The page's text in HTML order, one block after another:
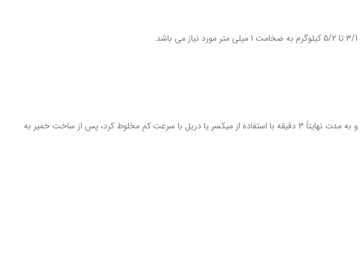
ابتدا می‌بایست سطح زیر کار را عاری از هرگونه لایه‌های سست، چربی و گرد و غبار نمود و سپس به آهستگی پودر را با آب مخلوط کرده و به مدت نهایتاً 3 دقیقه با استفاده از میکسر یا دریل با سرعت کم مخلوط کرد، پس از ساخت خمیر به